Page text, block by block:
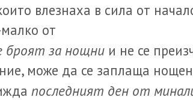
влезнаха в сила от
от
броят за нощни и не се
може да се заплаща
последният ден от